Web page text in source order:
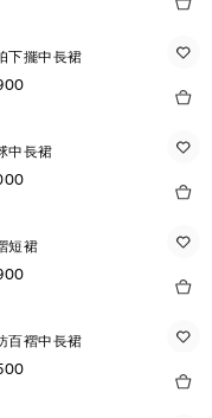
下擺中長裙
中長裙
短裙
百褶中長裙